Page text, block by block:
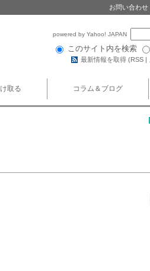
お問い合わせ
powered by Yahoo! JAPAN
このサイト内を検索
最新情報を取得 (RSS |
取る コラム＆ブログ